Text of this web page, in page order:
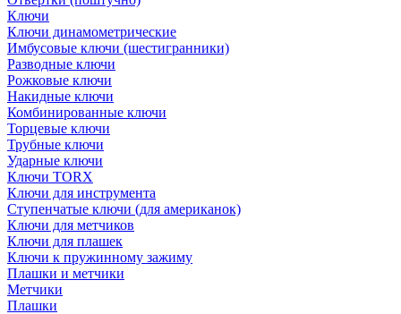
Ключи
Ключи динамометрические
Имбусовые ключи (шестигранники)
Разводные ключи
Рожковые ключи
Накидные ключи
Комбинированные ключи
Торцевые ключи
Трубные ключи
Ударные ключи
Ключи TORX
Ключи для инструмента
Ступенчатые ключи (для американок)
Ключи для метчиков
Ключи для плашек
Ключи к пружинному зажиму
Плашки и метчики
Метчики
Плашки